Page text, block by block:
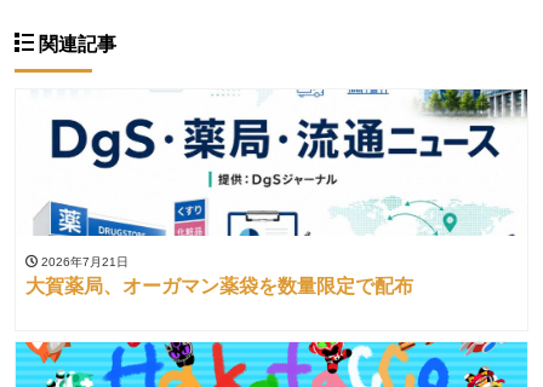
関連記事
2026年7月21日
大賀薬局、オーガマン薬袋を数量限定で配布